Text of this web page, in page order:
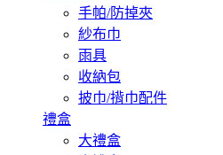
手帕/防掉夾
紗布巾
雨具
收納包
披巾/揹巾配件
禮盒
大禮盒